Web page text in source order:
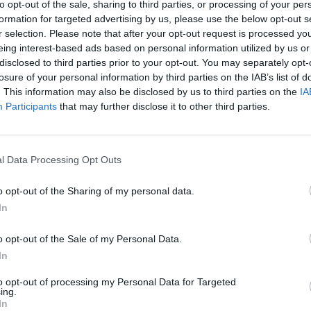
opt-out of the sale, sharing to third parties, or processing of your
for targeted advertising by us, please use the below opt-out
selection. Please note that after your opt-out request is processed
interest-based ads based on personal information utilized by us
to third parties prior to your opt-out. You may separately
of your personal information by third parties on the IAB’s list of
This information may also be disclosed by us to third parties on the
Participants that may further disclose it to other third parties.
Data Processing Opt Outs
opt-out of the Sharing of my personal data.
opt-out of the Sale of my Personal Data.
opt-out of processing my Personal Data for Targeted
célárfolyamát a Morgan Stanley. A patinás
javaslatát. Az új célárfolyam 7,563 forint a
érdekessége, hogy nem csak az
be, a befektetési bank csökkentette az OTP
is. A 7,563 forintos célárfolyam ismereteink
panelAdatletöltésA Morgan Stanley a 2004-es
milliárd forintos profitra számít 2005-ben. 2006-ban 175
eredményt vár. A befektetési bank előrejelzése teljes
portfolio.hu hírarchívumához tartozik, melynek olvasása